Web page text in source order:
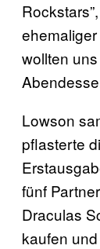
ehemaliger
wollten
Lowson
pflasterte
fünf
Draculas
kaufen